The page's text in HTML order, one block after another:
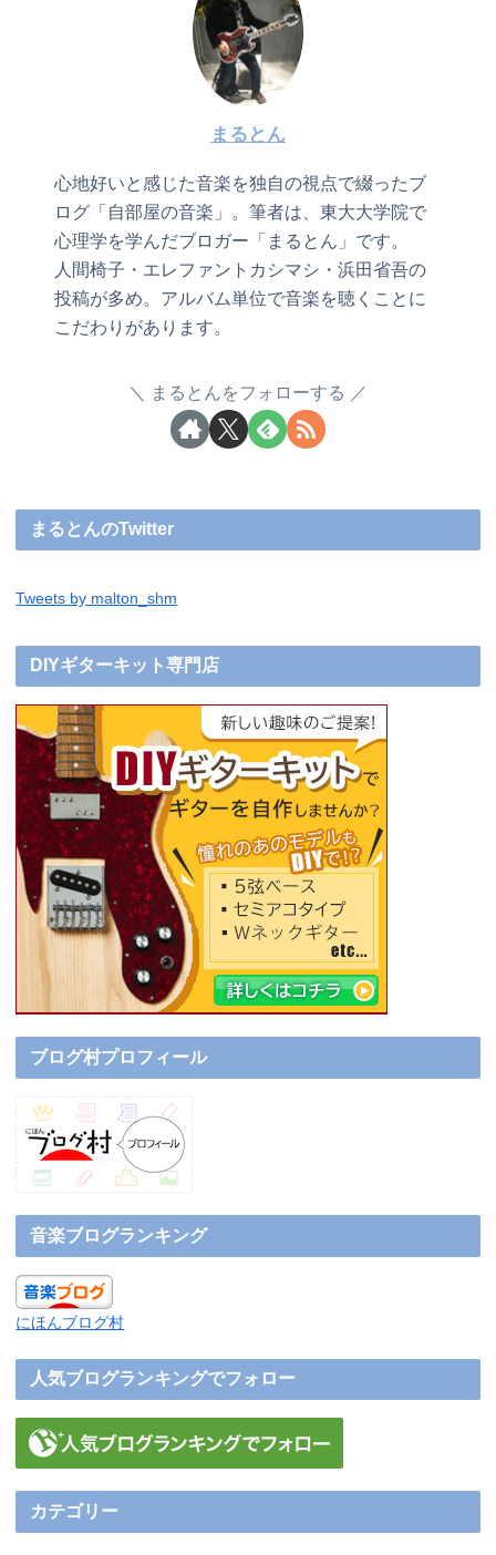
まるとん
心地好いと感じた音楽を独自の視点で綴ったブ
ログ「自部屋の音楽」。筆者は、東大大学院で
心理学を学んだブロガー「まるとん」です。
人間椅子・エレファントカシマシ・浜田省吾の
投稿が多め。アルバム単位で音楽を聴くことに
こだわりがあります。
まるとんをフォローする
まるとんのTwitter
Tweets by malton_shm
DIYギターキット専門店
ブログ村プロフィール
音楽ブログランキング
にほんブログ村
人気ブログランキングでフォロー
カテゴリー